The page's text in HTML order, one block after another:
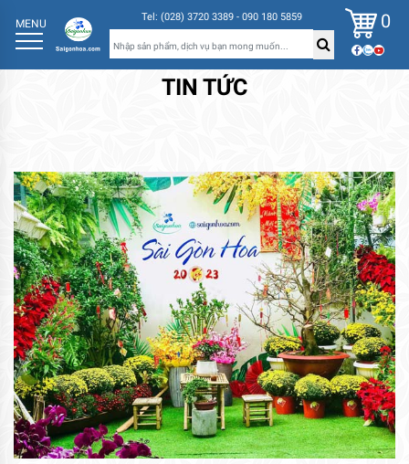
MENU Tel: (028) 3720 3389 - 090 180 5859 0
TIN TỨC